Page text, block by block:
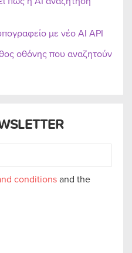
conditionsand the
με νέο AI API
οθόνης που αναζητούν